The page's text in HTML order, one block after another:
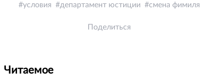
условия департамент юстиции смена фимиля
Поделиться
Читаемое